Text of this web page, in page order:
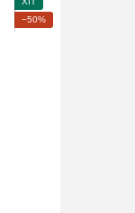
−50%